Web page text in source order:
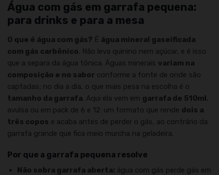
Água com gás em garrafa pequena:
para drinks e para a mesa
O que é água com gás? É água mineral gaseificada
com gás carbônico. Não leva quinino nem açúcar, e é isso
que a separa da água tônica. Águas minerais variam na
composição e no sabor conforme a fonte de onde são
captadas; no dia a dia, o que mais pesa na escolha é o
tamanho da garrafa. Aqui ela vem em garrafa de 510ml,
avulsa ou em pack de 6 e 12: um formato que rende dois a
três copos e acaba antes de perder o gás, ao contrário da
garrafa grande que fica meio murcha na geladeira.
Por que a garrafa pequena resolve
Não sobra garrafa aberta: água com gás perde gás em